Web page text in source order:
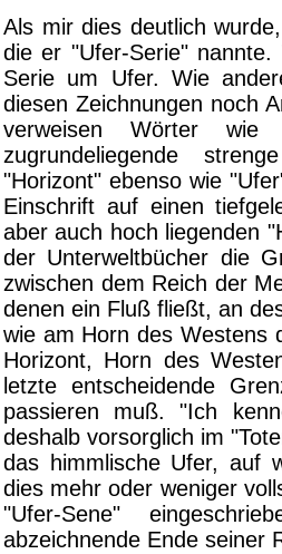
Als mir dies deutlich
die er "Ufer-Serie"
Serie um Ufer. Wie
diesen Zeichnungen noch
verweisen Wörter
zugrundeliegende
"Horizont" ebenso wie
Einschrift auf einen
aber auch hoch liegenden
der Unterweltbücher die
zwischen dem Reich der
denen ein Fluß fließt, an
wie am Horn des Westens
Horizont, Horn des
letzte entscheidende
passieren muß. "Ich
deshalb vorsorglich im
das himmlische Ufer, auf
dies mehr oder weniger
"Ufer-Sene"
abzeichnende Ende seiner